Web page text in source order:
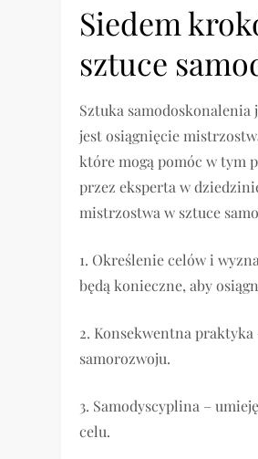
Siedem
sztuce
Sztuka
jest osiągnięcie
które mogą pomóc w tym
przez eksperta w
mistrzostwa w sztuce
1. Określenie celów i
będą konieczne, aby
2. Konsekwentna
samorozwoju.
3. Samodyscyplina –
celu.